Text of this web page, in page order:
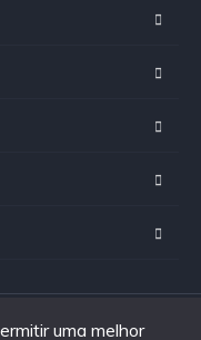
uma melhor